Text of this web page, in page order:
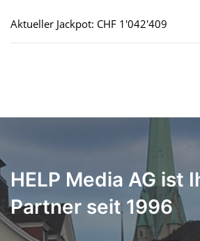
Aktueller Jackpot: CHF 1'042'409
HELP Media AG ist
Partner seit 1996